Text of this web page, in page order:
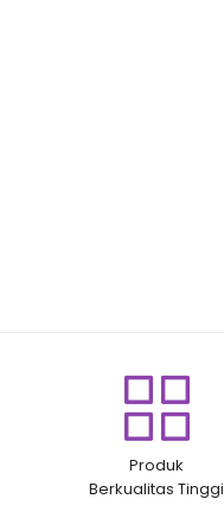
Produk
Berkualitas Tinggi